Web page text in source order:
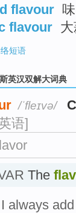
flavour 味
flavour
短语
英汉双解大词典
/ˈfleɪvə/
语]
The
I always